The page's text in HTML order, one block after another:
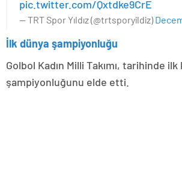
pic.twitter.com/Qxtdke9CrE
— TRT Spor Yıldız (@trtsporyildiz)
İlk dünya şampiyonluğu
Golbol Kadın Milli Takımı, tarihinde
şampiyonluğunu elde etti.